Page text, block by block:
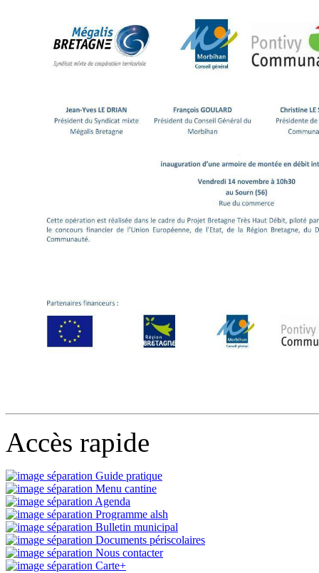
Accès rapide
Guide pratique
Menu cantine
Agenda
Programme alsh
Bulletin municipal
Documents périscolaires
Nous contacter
Carte+